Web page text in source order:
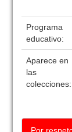
Programa
educativo:
Aparece en
las
colecciones: